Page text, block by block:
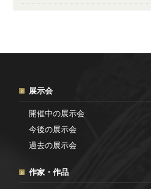
展示会
開催中の展示会
今後の展示会
過去の展示会
作家・作品